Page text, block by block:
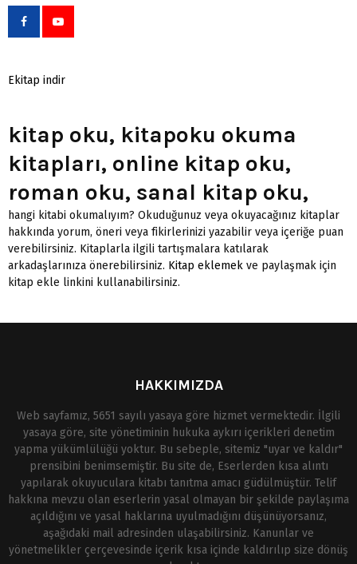
Ekitap indir
kitap oku, kitapoku okuma
kitapları, online kitap oku,
roman oku, sanal kitap oku,
hangi kitabi okumalıyım? Okuduğunuz veya okuyacağınız kitaplar
hakkında yorum, öneri veya fikirlerinizi yazabilir veya içeriğe puan
verebilirsiniz. Kitaplarla ilgili tartışmalara katılarak
arkadaşlarınıza önerebilirsiniz. Kitap eklemek ve paylaşmak için
kitap ekle linkini kullanabilirsiniz.
HAKKIMIZDA
Web sayfamız, 5651 sayılı yasaya göre hizmet vermektedir. İlgili
yasaya göre, site yönetiminin hukuka aykırı içerikleri denetim
yapma yükümlülüğü yoktur. Bu sebeple, sitemiz "uyar ve kaldır"
prensibini benimsemiştir. Bu site de, Eserlerden kısa alıntı
yapılarak okuyuculara kitabı tanıtma amacı güdülmüştür. Telif
hakkına mevzu olan eserlerin yasal olmayan bir şekilde paylaşıma
açıldığını ve yasal haklarına uyulmadığını düşünüyorsanız,
aşağıdaki mail adresinden ulaşabilirsiniz. Kanunlar ve
yönetmelikler çerçevesinde içerik kısa içinde kaldırılıp size dönüş